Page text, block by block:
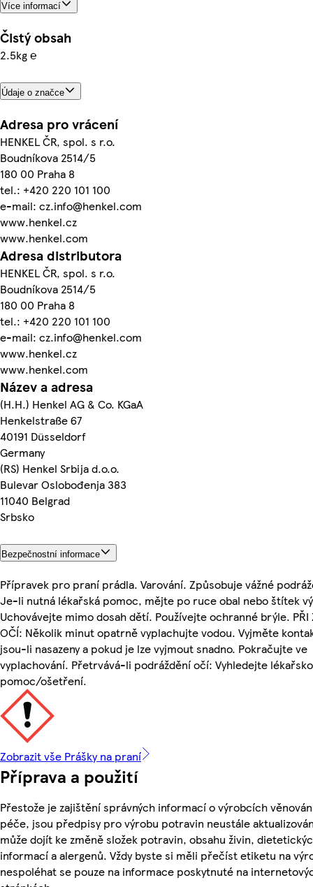
Více informací
Čistý obsah
2.5kg ℮
Údaje o značce
Adresa pro vrácení
HENKEL ČR, spol. s r.o.
Boudníkova 2514/5
180 00 Praha 8
tel.: +420 220 101 100
e-mail: cz.info@henkel.com
www.henkel.cz
www.henkel.com
Adresa distributora
HENKEL ČR, spol. s r.o.
Boudníkova 2514/5
180 00 Praha 8
tel.: +420 220 101 100
e-mail: cz.info@henkel.com
www.henkel.cz
www.henkel.com
Název a adresa
(H.H.) Henkel AG & Co. KGaA
Henkelstraße 67
40191 Düsseldorf
Germany
(RS) Henkel Srbija d.o.o.
Bulevar Oslobođenja 383
11040 Belgrad
Srbsko
Bezpečnostní informace
Přípravek pro praní prádla. Varování. Způsobuje vážné
Je-li nutná lékařská pomoc, mějte po ruce obal nebo štítek
Uchovávejte mimo dosah dětí. Používejte ochranné brýle. PŘI
OČÍ: Několik minut opatrně vyplachujte vodou. Vyjměte
jsou-li nasazeny a pokud je lze vyjmout snadno. Pokračujte ve
vyplachování. Přetrvává-li podráždění očí: Vyhledejte
pomoc/ošetření.
Zobrazit vše Prášky na praní
Příprava a použití
Přestože je zajištění správných informací o výrobcích
péče, jsou předpisy pro výrobu potravin neustále
může dojít ke změně složek potravin, obsahu živin,
informací a alergenů. Vždy byste si měli přečíst etiketu na
nespoléhat se pouze na informace poskytnuté na